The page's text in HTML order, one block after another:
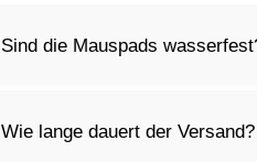
wir kümmern uns um den
Sind die Mauspads
sodass dein Mauspad lange
Wie lange dauert der Versand?